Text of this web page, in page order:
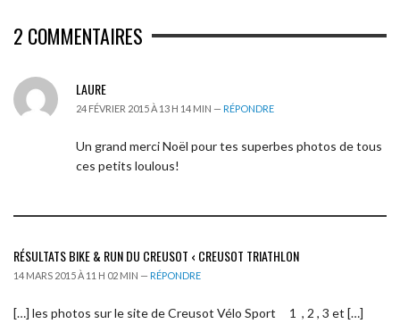
2 COMMENTAIRES
LAURE
24 FÉVRIER 2015 À 13 H 14 MIN — RÉPONDRE
Un grand merci Noël pour tes superbes photos de tous
ces petits loulous!
RÉSULTATS BIKE & RUN DU CREUSOT ‹ CREUSOT TRIATHLON
14 MARS 2015 À 11 H 02 MIN — RÉPONDRE
[…] les photos sur le site de Creusot Vélo Sport 1 , 2 , 3 et […]